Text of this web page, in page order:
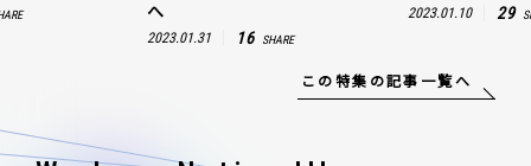
へ
2023.01.31 16 SHARE
2023.01.10 29
この特集の記事一覧へ